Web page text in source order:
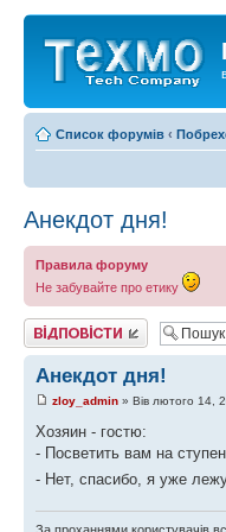
Список форумів ‹
Анекдот дня!
Правила форуму
Не забувайте про етику
Відповісти
Анекдот дня!
zloy_admin » Вів лютого 14,
Хозяин - гостю:
- Посветить вaм нa
- Нет, спaсибо, я уже